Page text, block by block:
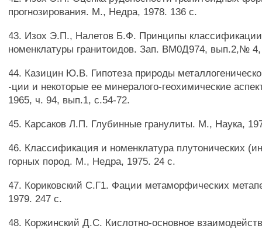
прогнозирования. М., Недра, 1978. 136 с.
43. Изох Э.П., Налетов Б.Ф. Принципы
номенклатуры гранитоидов. Зап. ВМ0Д974, вып.2,№
44. Казицин Ю.В. Гипотеза природы
-ции и некоторые ее минералого-геохимические
1965, ч. 94, вып.1, с.54-72.
45. Карсаков Л.П. Глубинные гранулиты. М., Наука,
46. Классификация и номенклатура плутонических
горных пород. М., Недра, 1975. 24 с.
47. Кориковский С.Г1. Фации метаморфических
1979. 247 с.
48. Коржинский Д.С. Кислотно-основное